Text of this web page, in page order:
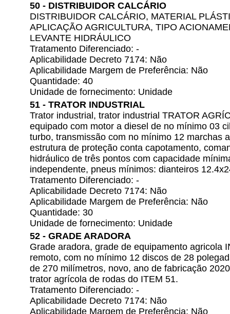
50 - DISTRIBUIDOR CALCÁRIO
DISTRIBUIDOR CALCÁRIO, MATERIAL
APLICAÇÃO AGRICULTURA, TIPO
LEVANTE HIDRÁULICO
Tratamento Diferenciado: -
Aplicabilidade Decreto 7174: Não
Aplicabilidade Margem de Preferência: Não
Quantidade: 40
Unidade de fornecimento: Unidade
51 - TRATOR INDUSTRIAL
Trator industrial, trator industrial TRATOR
equipado com motor a diesel de no mínimo 03
turbo, transmissão com no mínimo 12 marchas
estrutura de proteção conta capotamento,
hidráulico de três pontos com capacidade
independente, pneus mínimos: dianteiros
Tratamento Diferenciado: -
Aplicabilidade Decreto 7174: Não
Aplicabilidade Margem de Preferência: Não
Quantidade: 30
Unidade de fornecimento: Unidade
52 - GRADE ARADORA
Grade aradora, grade de equipamento agricola
remoto, com no mínimo 12 discos de 28
de 270 milímetros, novo, ano de fabricação
trator agrícola de rodas do ITEM 51.
Tratamento Diferenciado: -
Aplicabilidade Decreto 7174: Não
Aplicabilidade Margem de Preferência: Não